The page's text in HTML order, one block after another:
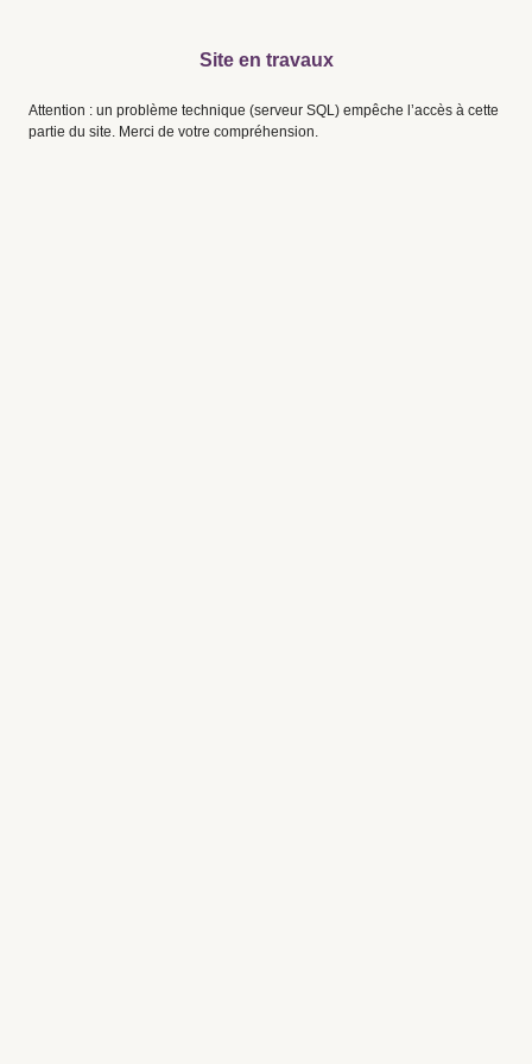
Site en travaux
Attention : un problème technique (serveur SQL) empêche l’accès à cette
partie du site. Merci de votre compréhension.